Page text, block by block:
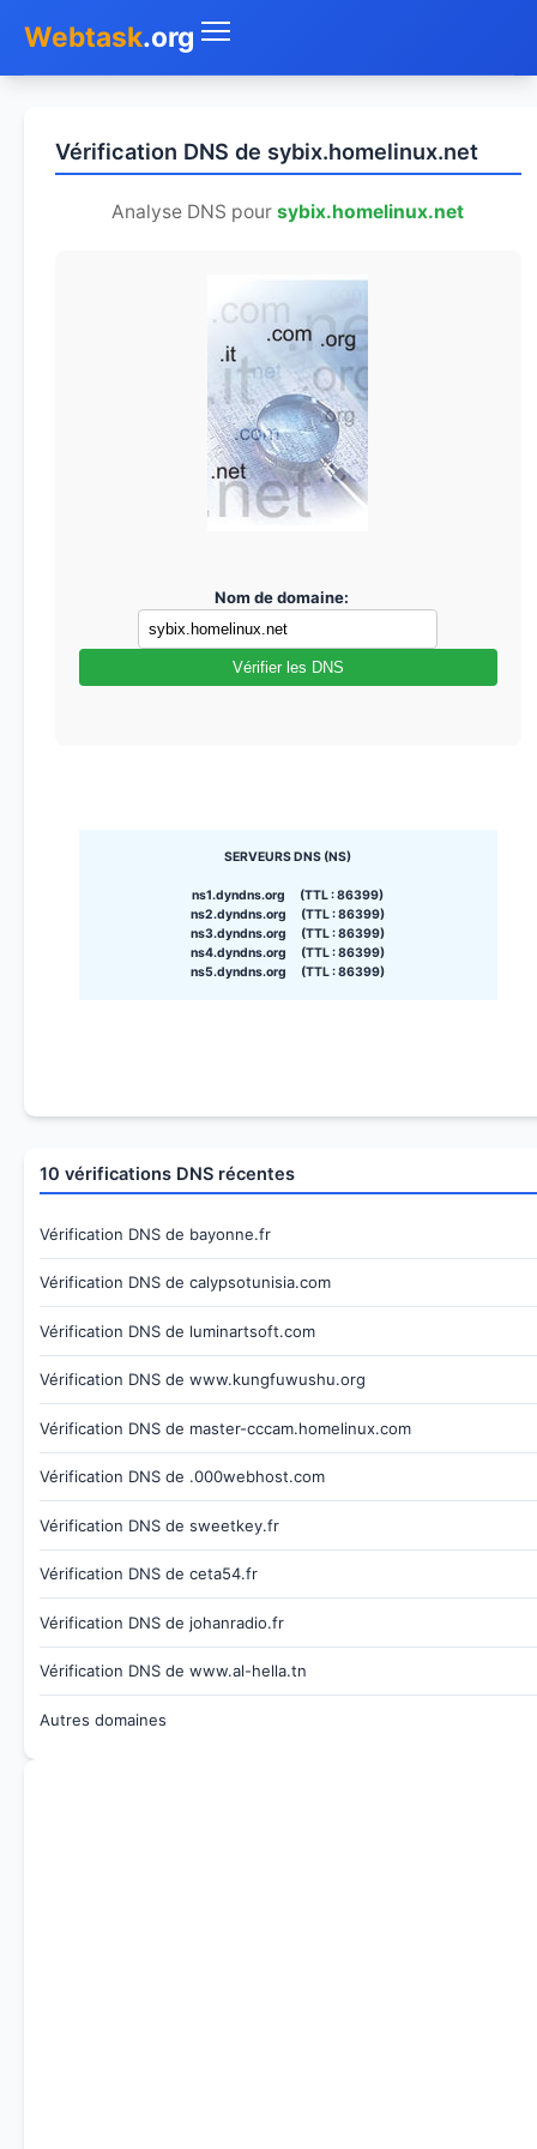
Webtask.org
Whois
Vérification DNS de sybix.homelinux.net
Analyse DNS poursybix.homelinux.net
Nom de domaine:
Vérifier les DNS
SERVEURS DNS (NS)
ns1.dyndns.org (TTL : 86399)
ns2.dyndns.org (TTL : 86399)
ns3.dyndns.org (TTL : 86399)
ns4.dyndns.org (TTL : 86399)
ns5.dyndns.org (TTL : 86399)
10 vérifications DNS récentes
Vérification DNS de bayonne.fr
Vérification DNS de calypsotunisia.com
Vérification DNS de luminartsoft.com
Vérification DNS de www.kungfuwushu.org
Vérification DNS de master-cccam.homelinux.com
Vérification DNS de .000webhost.com
Vérification DNS de sweetkey.fr
Vérification DNS de ceta54.fr
Vérification DNS de johanradio.fr
Vérification DNS de www.al-hella.tn
Autres domaines